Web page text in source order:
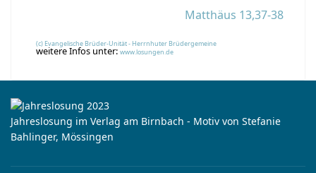
Matthäus 13,37-38
(c) Evangelische Brüder-Unität - Herrnhuter Brüdergemeine
weitere Infos unter: www.losungen.de
Jahreslosung im Verlag am Birnbach - Motiv von Stefanie
Bahlinger, Mössingen